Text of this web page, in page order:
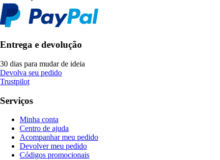
Entrega e devolução
30 dias para mudar de ideia
Devolva seu pedido
Trustpilot
Serviços
Minha conta
Centro de ajuda
Acompanhar meu pedido
Devolver meu pedido
Códigos promocionais